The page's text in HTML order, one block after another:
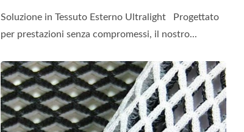
Soluzione in Tessuto Esterno Ultralight Progettato
per prestazioni senza compromessi, il nostro...